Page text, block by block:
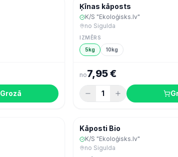
Grozā
Šodien
Ķīnas kāposts
K/S "Ekoloģisks.lv"
no Sigulda
IZMĒRS
5kg
10kg
no7,95 €
1
Šodien
Kāposti Bio
K/S "Ekoloģisks.lv"
no Sigulda